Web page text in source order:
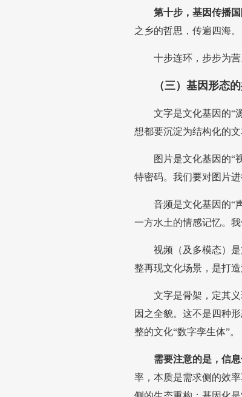
第十步，基因传播国
之乡的哲思，传遍四海。
十步连环，步步为
（三）基因形态的
文字是文化基因的“
想都要沉淀为结构化的
图片是文化基因的“
特密码。我们要对图片
音频是文化基因的“
一方水土的情感记忆。
视频（及多模态）
整再现文化场景，是打
文字是骨架，定其
因之全貌。这不是四种
整的文化“数字孪生体”
需要注意的是，信
率，本质是需求侧的效